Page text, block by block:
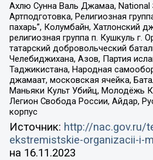
Ахлю Сунна Валь Джамаа, National
Артподготовка, Религиозная
пахарь”, Колумбайн, Хатлонский
религиозная группа п. Кушкуль г.
татарский добровольческий
Челебиджихана, Азов, Партия
Таджикистана, Народная
джамаат, московская ячейка,
Маньяки Культ Убийц, Молодёжь
Легион Свобода России, Айдар,
корпус
Источник: http://nac.gov.ru/
ekstremistskie-organizacii-i-
на 16.11.2023